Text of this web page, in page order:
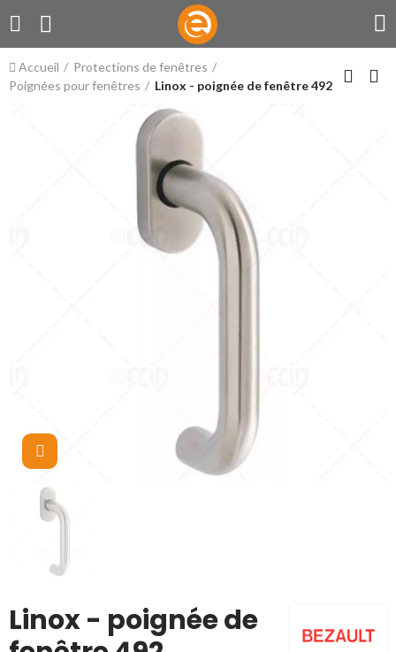
Accueil
Protections de fenêtres
Poignées pour fenêtres
Linox - poignée de fenêtre 492
Cliquez pour agrandir
Linox - poignée de